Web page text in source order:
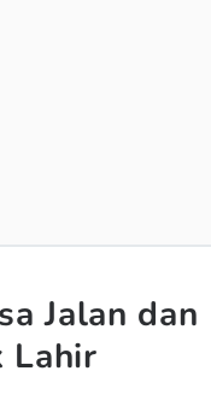
Jalan dan
Lahir